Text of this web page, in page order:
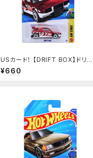
USカード！ 【DRIFT BOX】ドリフ
トボックス
¥660